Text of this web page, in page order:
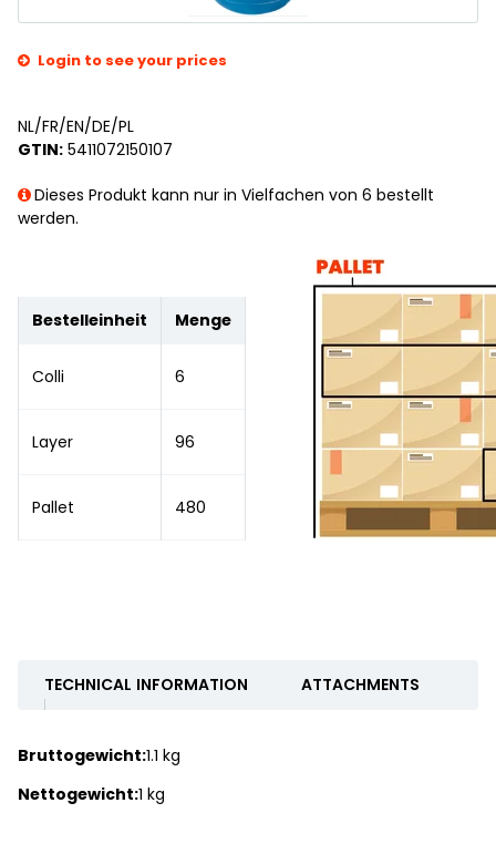
Login to see your prices
NL/FR/EN/DE/PL
GTIN: 5411072150107
Dieses Produkt kann nur in Vielfachen von 6 bestellt
werden.
Bestelleinheit Menge
Colli 6
Layer 96
Pallet 480
TECHNICAL INFORMATION ATTACHMENTS
Bruttogewicht:1.1 kg
Nettogewicht:1 kg